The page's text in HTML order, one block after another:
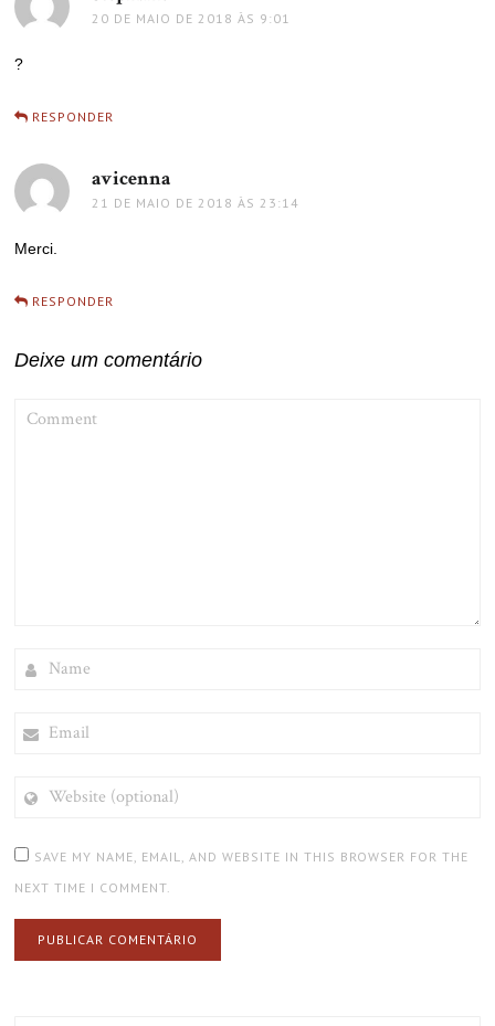
20 DE MAIO DE 2018 ÀS 9:01
?
RESPONDER
avicenna
21 DE MAIO DE 2018 ÀS 23:14
Merci.
RESPONDER
Deixe um comentário
(OPTIONAL)
SAVE MY NAME, EMAIL, AND WEBSITE IN THIS BROWSER FOR THE
NEXT TIME I COMMENT.